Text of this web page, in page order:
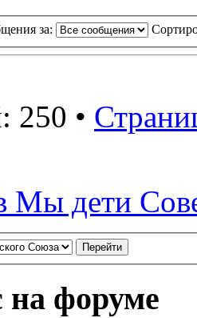
за:
250 •
Мы дети
на форуме